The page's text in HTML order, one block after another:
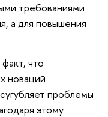
требованиями
а для повышения
что
новаций
проблемы
этому